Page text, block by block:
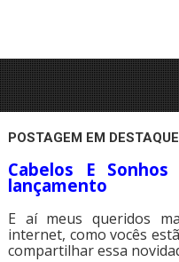
POSTAGEM EM DESTAQUE
Cabelos E
lançamento
E aí meus queridos
internet, como vocês
compartilhar essa